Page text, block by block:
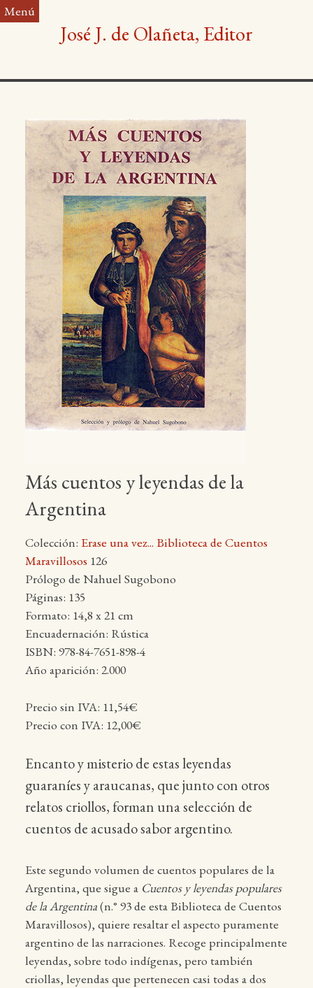
Saltar
al
José J. de Olañeta, Editor
Menú
Más cuentos y leyendas de la
Argentina
Colección: Erase una vez... Biblioteca de Cuentos
Maravillosos 126
Prólogo de Nahuel Sugobono
Páginas: 135
Formato: 14,8 x 21 cm
Encuadernación: Rústica
ISBN: 978-84-7651-898-4
Año aparición: 2.000
Precio sin IVA: 11,54€
Precio con IVA: 12,00€
Encanto y misterio de estas leyendas
guaraníes y araucanas, que junto con otros
relatos criollos, forman una selección de
cuentos de acusado sabor argentino.
Este segundo volumen de cuentos populares de la
Argentina, que sigue a Cuentos y leyendas populares
de la Argentina(n.° 93 de esta Biblioteca de Cuentos
Maravillosos), quiere resaltar el aspecto puramente
argentino de las narraciones. Recoge principalmente
leyendas, sobre todo indígenas, pero también
criollas, leyendas que pertenecen casi todas a dos